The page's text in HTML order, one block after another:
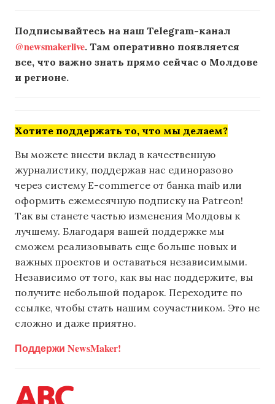
Подписывайтесь на наш Telegram-канал
@newsmakerlive. Там оперативно появляется
все, что важно знать прямо сейчас о Молдове
и регионе.
Хотите поддержать то, что мы делаем?
Вы можете внести вклад в качественную
журналистику, поддержав нас единоразово
через систему E-commerce от банка maib или
оформить ежемесячную подписку на Patreon!
Так вы станете частью изменения Молдовы к
лучшему. Благодаря вашей поддержке мы
сможем реализовывать еще больше новых и
важных проектов и оставаться независимыми.
Независимо от того, как вы нас поддержите, вы
получите небольшой подарок. Переходите по
ссылке, чтобы стать нашим соучастником. Это не
сложно и даже приятно.
Поддержи NewsMaker!